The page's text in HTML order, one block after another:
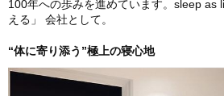
100年への歩みを進めています。sleep as
える」 会社として。
“体に寄り添う”極上の寝心地